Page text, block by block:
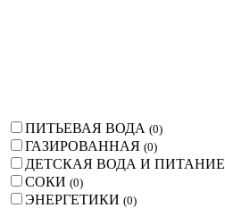
ПИТЬЕВАЯ ВОДА (0)
ГАЗИРОВАННАЯ (0)
ДЕТСКАЯ ВОДА И ПИТАНИЕ
СОКИ (0)
ЭНЕРГЕТИКИ (0)